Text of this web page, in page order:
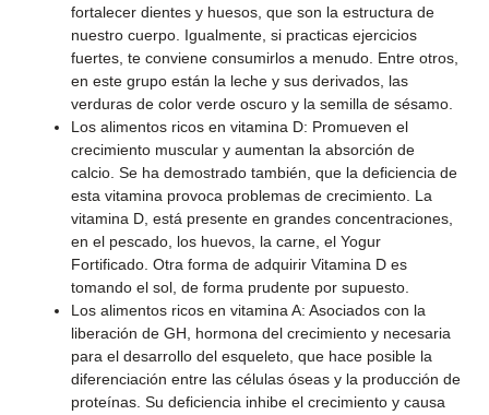
fortalecer dientes y huesos, que son la estructura de
nuestro cuerpo. Igualmente, si practicas ejercicios
fuertes, te conviene consumirlos a menudo. Entre otros,
en este grupo están la leche y sus derivados, las
verduras de color verde oscuro y la semilla de sésamo.
Los alimentos ricos en vitamina D: Promueven el
crecimiento muscular y aumentan la absorción de
calcio. Se ha demostrado también, que la deficiencia de
esta vitamina provoca problemas de crecimiento. La
vitamina D, está presente en grandes concentraciones,
en el pescado, los huevos, la carne, el Yogur
Fortificado. Otra forma de adquirir Vitamina D es
tomando el sol, de forma prudente por supuesto.
Los alimentos ricos en vitamina A: Asociados con la
liberación de GH, hormona del crecimiento y necesaria
para el desarrollo del esqueleto, que hace posible la
diferenciación entre las células óseas y la producción de
proteínas. Su deficiencia inhibe el crecimiento y causa